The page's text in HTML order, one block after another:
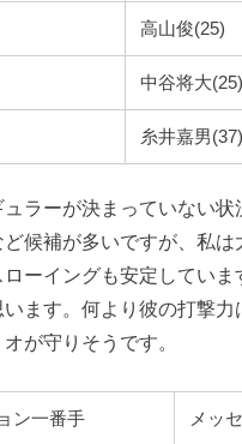
高山俊(25)
中谷将大(25)
糸井嘉男(37)
ラーが決まっていない状
候補が多いですが、私は
ーイングも安定していま
います。何より彼の打撃力
が守りそうです。
ン一番手 メッ